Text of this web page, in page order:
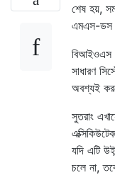
শেষ হয়,
এমএস-ডস
বিআইওএস
সাধারণ
অবশ্যই
সুতরাং
যদি এটি
চলে না,